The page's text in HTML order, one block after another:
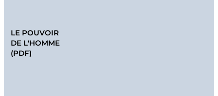
LE POUVOIR
DE L'HOMME
(PDF)